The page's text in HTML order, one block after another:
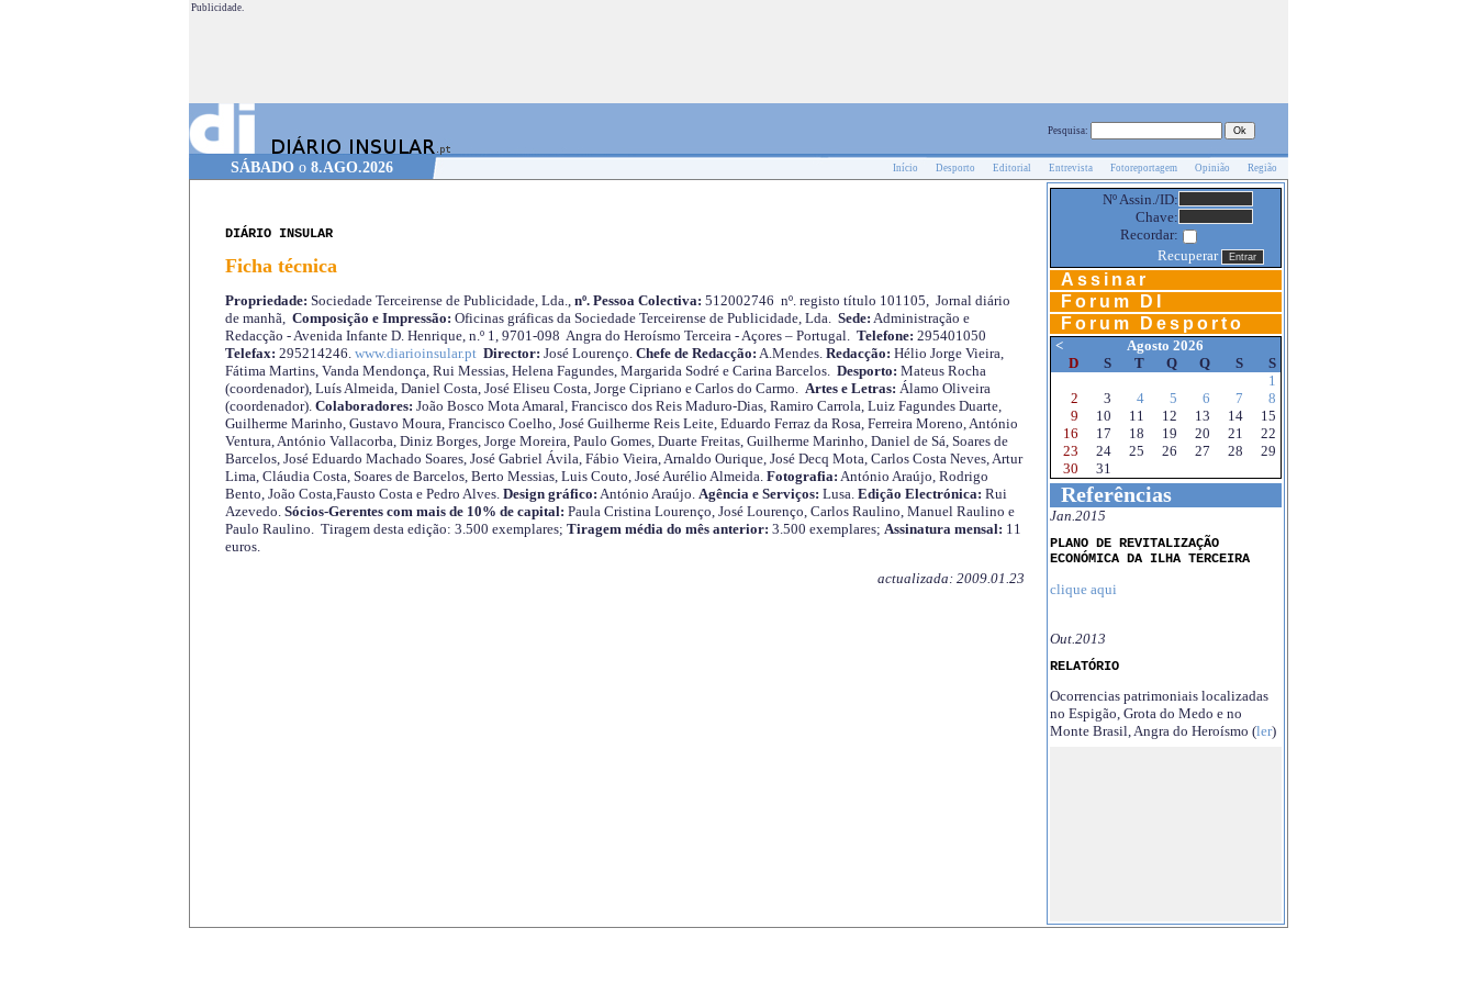
Publicidade.
Pesquisa:
SÁBADO o 8.AGO.2026 Início Desporto Editorial Entrevista Fotoreportagem Opinião Região
DIÁRIO INSULAR
Ficha técnica
Propriedade: Sociedade Terceirense de Publicidade, Lda.,nº. Pessoa Colectiva: 512002746 nº. registo título 101105, Jornal diário
de manhã, Composição e Impressão: Oficinas gráficas da Sociedade Terceirense de Publicidade, Lda. Sede: Administração e
Redacção - Avenida Infante D. Henrique, n.º 1, 9701-098 Angra do Heroísmo Terceira - Açores – Portugal. Telefone: 295401050
Telefax: 295214246. www.diarioinsular.pt Director: José Lourenço. Chefe de Redacção: A.Mendes. Redacção: Hélio Jorge Vieira,
Fátima Martins, Vanda Mendonça, Rui Messias, Helena Fagundes, Margarida Sodré e Carina Barcelos. Desporto: Mateus Rocha
(coordenador), Luís Almeida, Daniel Costa, José Eliseu Costa, Jorge Cipriano e Carlos do Carmo. Artes e Letras: Álamo Oliveira
(coordenador). Colaboradores: João Bosco Mota Amaral, Francisco dos Reis Maduro-Dias, Ramiro Carrola, Luiz Fagundes Duarte,
Guilherme Marinho, Gustavo Moura, Francisco Coelho, José Guilherme Reis Leite, Eduardo Ferraz da Rosa, Ferreira Moreno, António
Ventura, António Vallacorba, Diniz Borges, Jorge Moreira, Paulo Gomes, Duarte Freitas, Guilherme Marinho, Daniel de Sá, Soares de
Barcelos, José Eduardo Machado Soares, José Gabriel Ávila, Fábio Vieira, Arnaldo Ourique, José Decq Mota, Carlos Costa Neves, Artur
Lima, Cláudia Costa, Soares de Barcelos, Berto Messias, Luis Couto, José Aurélio Almeida. Fotografia: António Araújo, Rodrigo
Bento, João Costa,Fausto Costa e Pedro Alves. Design gráfico: António Araújo. Agência e Serviços: Lusa. Edição Electrónica: Rui
Azevedo. Sócios-Gerentes com mais de 10% de capital: Paula Cristina Lourenço, José Lourenço, Carlos Raulino, Manuel Raulino e
Paulo Raulino. Tiragem desta edição: 3.500 exemplares; Tiragem média do mês anterior: 3.500 exemplares; Assinatura mensal: 11
euros.
actualizada: 2009.01.23
Nº Assin./ID:
Chave:
Recordar:
Recuperar
Assinar
Forum DI
Forum Desporto
<
Agosto 2026
D
S T Q Q S
S
1
2
3 4 5 6 7
8
9
10 11 12 13 14
15
16
17 18 19 20 21
22
23
24 25 26 27 28
29
30
31
Referências
Jan.2015
PLANO DE REVITALIZAÇÃO
ECONÓMICA DA ILHA TERCEIRA
clique aqui
Out.2013
RELATÓRIO
Ocorrencias patrimoniais localizadas
no Espigão, Grota do Medo e no
Monte Brasil, Angra do Heroísmo (ler)